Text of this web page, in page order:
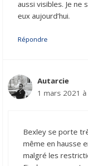
aussi visibles. Je ne
eux aujourd’hui.
Répondre
Autarcie
1 mars 2021
Bexley se porte
même en hausse
malgré les